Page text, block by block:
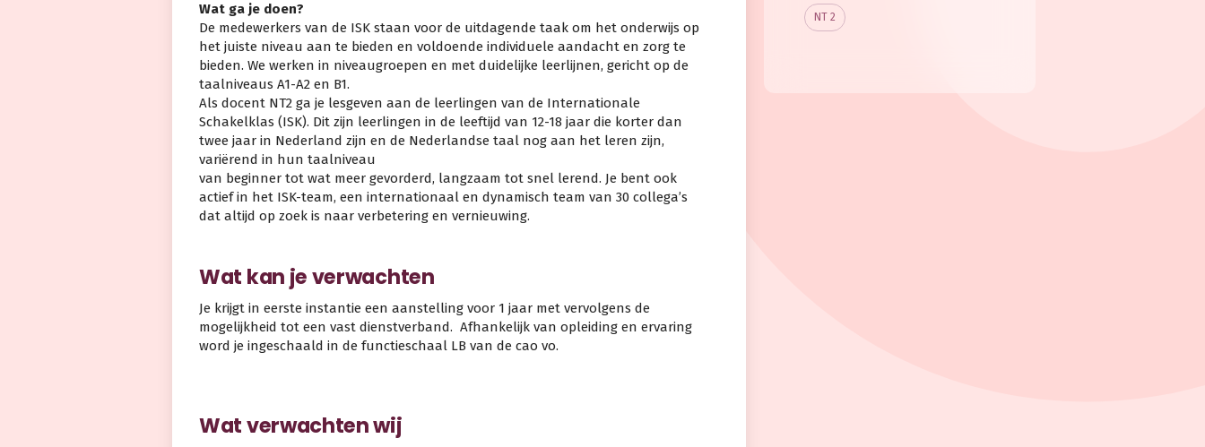
Wat ga je doen?
De medewerkers van de ISK staan voor de uitdagende taak om het onderwijs op
het juiste niveau aan te bieden en voldoende individuele aandacht en zorg te
bieden. We werken in niveaugroepen en met duidelijke leerlijnen, gericht op de
taalniveaus A1-A2 en B1.
Als docent NT2 ga je lesgeven aan de leerlingen van de Internationale
Schakelklas (ISK). Dit zijn leerlingen in de leeftijd van 12-18 jaar die korter dan
twee jaar in Nederland zijn en de Nederlandse taal nog aan het leren zijn,
variërend in hun taalniveau
van beginner tot wat meer gevorderd, langzaam tot snel lerend. Je bent ook
actief in het ISK-team, een internationaal en dynamisch team van 30 collega’s
dat altijd op zoek is naar verbetering en vernieuwing.
Wat kan je verwachten
Je krijgt in eerste instantie een aanstelling voor 1 jaar met vervolgens de
mogelijkheid tot een vast dienstverband. Afhankelijk van opleiding en ervaring
word je ingeschaald in de functieschaal LB van de cao vo.
Wat verwachten wij
NT 2